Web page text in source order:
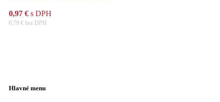
0,97 € s DPH
0,79 € bez DPH
Hlavné menu